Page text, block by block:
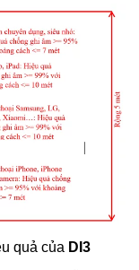
quả của DI3